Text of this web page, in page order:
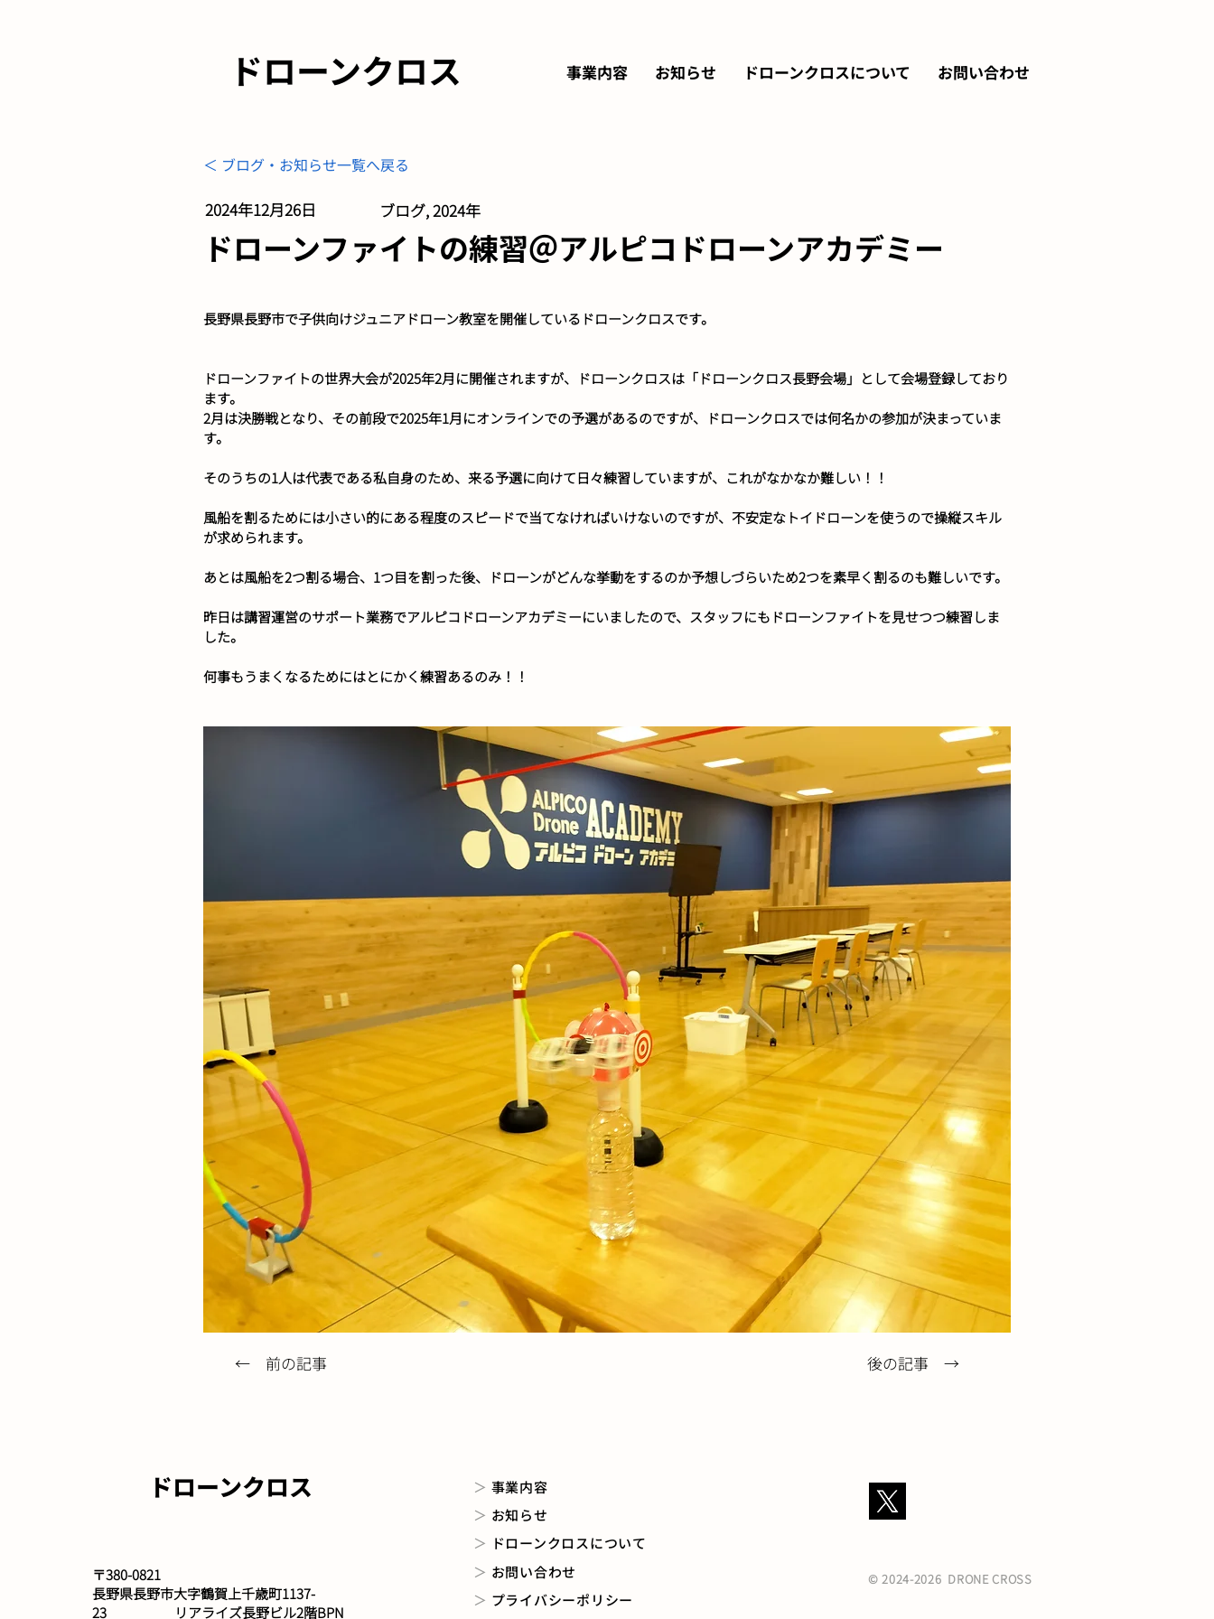
ドローンクロス 事業内容 お知らせ ドローンクロスについて お問い合わせ
＜ ブログ・お知らせ一覧へ戻る
2024年12月26日 ブログ, 2024年
ドローンファイトの練習＠アルピコドローンアカデミー
長野県長野市で子供向けジュニアドローン教室を開催しているドローンクロスです。
ドローンファイトの世界大会が2025年2月に開催されますが、ドローンクロスは「ドローンクロス長野会場」として会場登録しており
ます。
2月は決勝戦となり、その前段で2025年1月にオンラインでの予選があるのですが、ドローンクロスでは何名かの参加が決まっていま
す。
そのうちの1人は代表である私自身のため、来る予選に向けて日々練習していますが、これがなかなか難しい！！
風船を割るためには小さい的にある程度のスピードで当てなければいけないのですが、不安定なトイドローンを使うので操縦スキル
が求められます。
あとは風船を2つ割る場合、1つ目を割った後、ドローンがどんな挙動をするのか予想しづらいため2つを素早く割るのも難しいです。
昨日は講習運営のサポート業務でアルピコドローンアカデミーにいましたので、スタッフにもドローンファイトを見せつつ練習しま
した。
何事もうまくなるためにはとにかく練習あるのみ！！
← 前の記事 後の記事 →
ドローンクロス
〒380-0821 ​
長野県長野市大字鶴賀上千歳町1137-
23 リアライズ長野ビル2階BPN
＞ 事業内容
＞ お知らせ
＞ ドローンクロスについて
＞ お問い合わせ
＞ プライバシーポリシー
© 2024-2026 DRONE CROSS